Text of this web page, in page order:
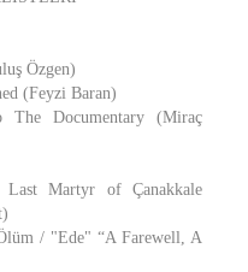
Özgen)
(Feyzi Baran)
The Documentary (Miraç
Martyr of Çanakkale
/ "Ede" “A Farewell, A